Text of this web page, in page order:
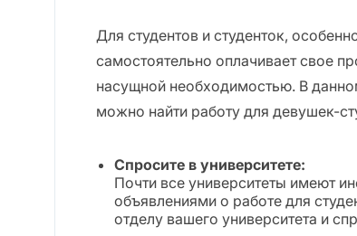
Для студентов и студенток,
самостоятельно оплачивает свое
насущной необходимостью. В
можно найти работу для девушек-
Спросите в университете:
Почти все университеты имеют
объявлениями о работе для
отделу вашего университета и